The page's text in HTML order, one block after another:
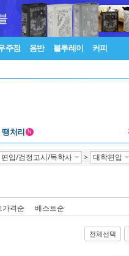
주점 음반 블루레이 커피
땡처리 N
편입/검정고시/독학사 > 대학편입
가격순 베스트순
전체선택